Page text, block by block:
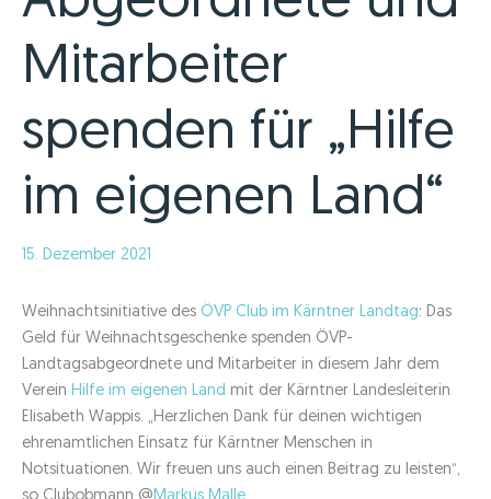
Mitarbeiter
spenden für „Hilfe
im eigenen Land“
15. Dezember 2021
Weihnachtsinitiative des ÖVP Club im Kärntner Landtag: Das
Geld für Weihnachtsgeschenke spenden ÖVP-
Landtagsabgeordnete und Mitarbeiter in diesem Jahr dem
Verein Hilfe im eigenen Land mit der Kärntner Landesleiterin
Elisabeth Wappis. „Herzlichen Dank für deinen wichtigen
ehrenamtlichen Einsatz für Kärntner Menschen in
Notsituationen. Wir freuen uns auch einen Beitrag zu leisten“,